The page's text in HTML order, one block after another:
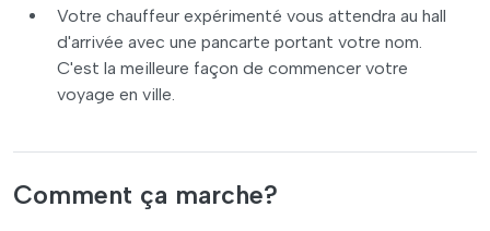
Votre chauffeur expérimenté vous attendra au hall
d'arrivée avec une pancarte portant votre nom.
C'est la meilleure façon de commencer votre
voyage en ville.
Comment ça marche?